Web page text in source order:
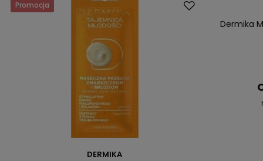
Promocja
DERMIKA
Dermika